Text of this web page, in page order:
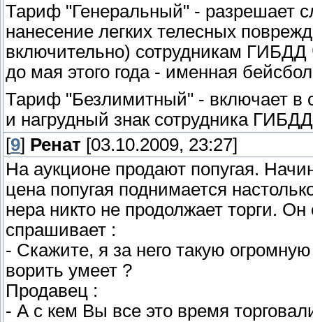
Тариф "Генеральный" - разрешает
нанесение легких телесных
включительно) сотрудникам
до мая этого года - именная
Тариф "Безлимитный" - включает в
и нагрудный знак сотрудника
[9] Ренат [03.10.2009, 23:27]
На аукционе продают попугая.
цена попугая поднимается
нера никто не продолжает торги. Он
спрашивает :
- Скажите, я за него такую
ворить умеет ?
Продавец :
- А с кем Вы все это время